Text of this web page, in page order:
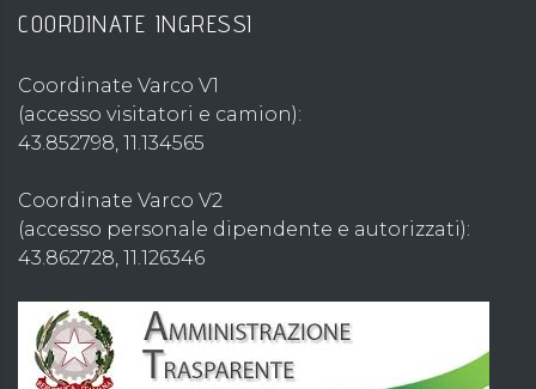
COORDINATE INGRESSI
Coordinate Varco V1
(accesso visitatori e camion):
43.852798, 11.134565
Coordinate Varco V2
(accesso personale dipendente e autorizzati):
43.862728, 11.126346